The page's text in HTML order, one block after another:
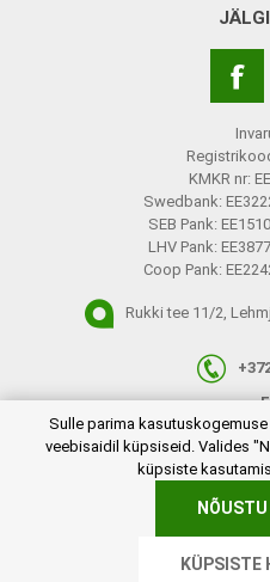
KMKR nr:
Swedbank:
SEB Pank:
LHV Pank:
Coop Pank:
Rukki tee 11/2,
E-R
Powered by
Sulle parima
veebisaidil küpsiseid. Valides
küpsiste
KÜPSISTE